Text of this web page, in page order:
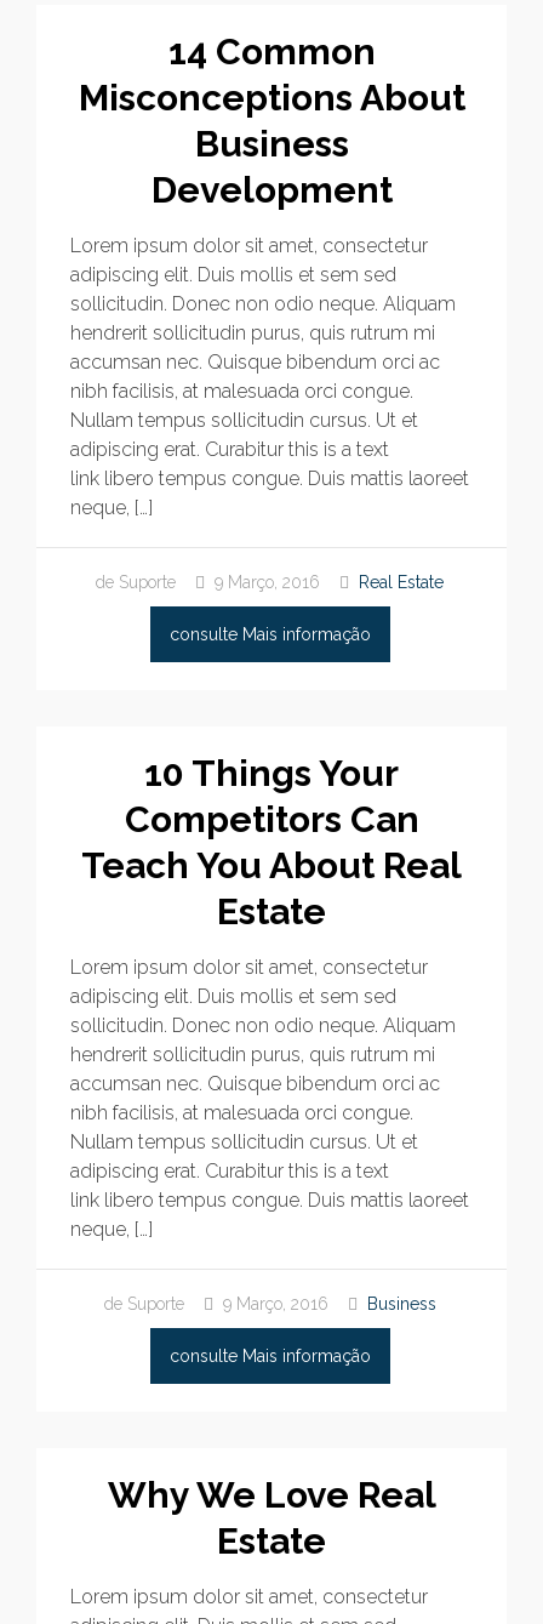
14 Common
Misconceptions About
Business
Development
Lorem ipsum dolor sit amet, consectetur
adipiscing elit. Duis mollis et sem sed
sollicitudin. Donec non odio neque. Aliquam
hendrerit sollicitudin purus, quis rutrum mi
accumsan nec. Quisque bibendum orci ac
nibh facilisis, at malesuada orci congue.
Nullam tempus sollicitudin cursus. Ut et
adipiscing erat. Curabitur this is a text
link libero tempus congue. Duis mattis laoreet
neque, […]
de Suporte 9 Março, 2016 Real Estate
consulte Mais informação
10 Things Your
Competitors Can
Teach You About Real
Estate
Lorem ipsum dolor sit amet, consectetur
adipiscing elit. Duis mollis et sem sed
sollicitudin. Donec non odio neque. Aliquam
hendrerit sollicitudin purus, quis rutrum mi
accumsan nec. Quisque bibendum orci ac
nibh facilisis, at malesuada orci congue.
Nullam tempus sollicitudin cursus. Ut et
adipiscing erat. Curabitur this is a text
link libero tempus congue. Duis mattis laoreet
neque, […]
de Suporte 9 Março, 2016 Business
consulte Mais informação
Why We Love Real
Estate
Lorem ipsum dolor sit amet, consectetur